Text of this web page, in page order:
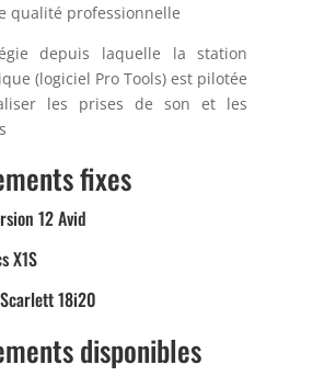
qualité professionnelle
depuis laquelle la station
(logiciel Pro Tools) est pilotée
les prises de son et les
fixes
12 Avid
X1S
18i20
disponibles